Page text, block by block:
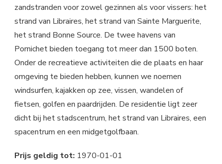
zandstranden voor zowel gezinnen als voor vissers: het
strand van Libraires, het strand van Sainte Marguerite,
het strand Bonne Source. De twee havens van
Pornichet bieden toegang tot meer dan 1500 boten.
Onder de recreatieve activiteiten die de plaats en haar
omgeving te bieden hebben, kunnen we noemen
windsurfen, kajakken op zee, vissen, wandelen of
fietsen, golfen en paardrijden. De residentie ligt zeer
dicht bij het stadscentrum, het strand van Libraires, een
spacentrum en een midgetgolfbaan.
Prijs geldig tot: 1970-01-01